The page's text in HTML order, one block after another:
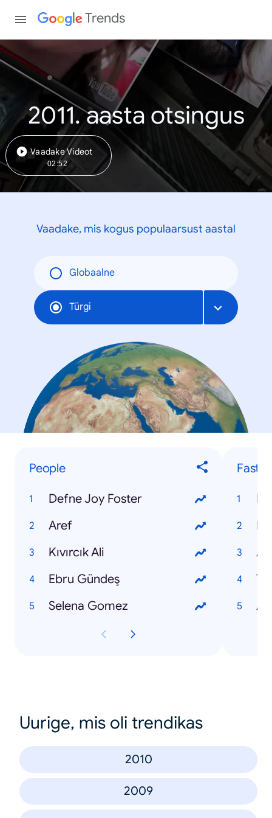
Trends
2011. aasta otsingus
Vaadake Videot
02:52
Vaadake, mis kogus populaarsust aastal
Globaalne
Türgi
People
Defne Joy Foster
Aref
Kıvırcık Ali
Ebru Gündeş
Selena Gomez
E
Uurige, mis oli trendikas
2010
2009